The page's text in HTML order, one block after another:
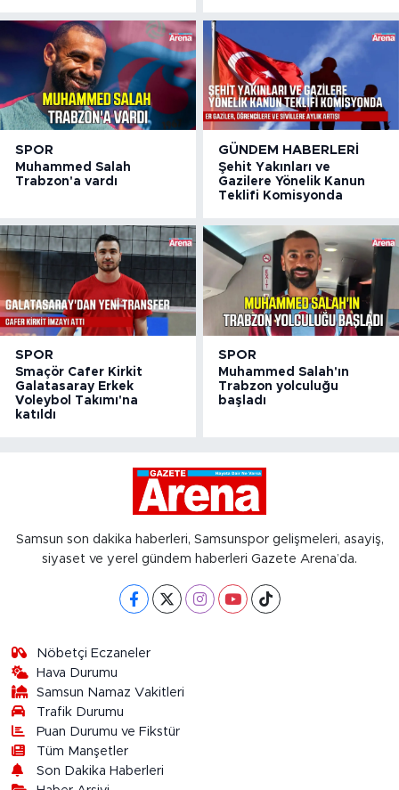
SPOR
Muhammed Salah
Trabzon'a vardı
GÜNDEM HABERLERI
Şehit Yakınları ve
Gazilere Yönelik Kanun
Teklifi Komisyonda
SPOR
Smaçör Cafer Kirkit
Galatasaray Erkek
Voleybol Takımı'na
katıldı
SPOR
Muhammed Salah'ın
Trabzon yolculuğu
başladı
Samsun son dakika haberleri, Samsunspor gelişmeleri, asayiş,
siyaset ve yerel gündem haberleri Gazete Arena’da.
Nöbetçi Eczaneler
Hava Durumu
Samsun Namaz Vakitleri
Trafik Durumu
Puan Durumu ve Fikstür
Tüm Manşetler
Son Dakika Haberleri